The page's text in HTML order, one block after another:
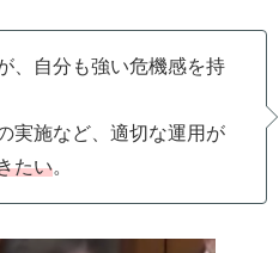
、自分も強い危機感を持
実施など、適切な運用が
たい。